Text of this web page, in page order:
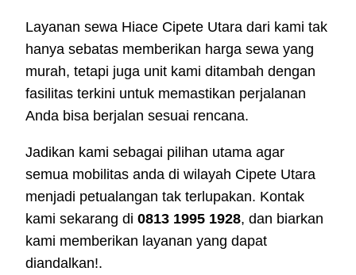
Layanan sewa Hiace Cipete Utara dari kami tak
hanya sebatas memberikan harga sewa yang
murah, tetapi juga unit kami ditambah dengan
fasilitas terkini untuk memastikan perjalanan
Anda bisa berjalan sesuai rencana.
Jadikan kami sebagai pilihan utama agar
semua mobilitas anda di wilayah Cipete Utara
menjadi petualangan tak terlupakan. Kontak
kami sekarang di 0813 1995 1928, dan biarkan
kami memberikan layanan yang dapat
diandalkan!.